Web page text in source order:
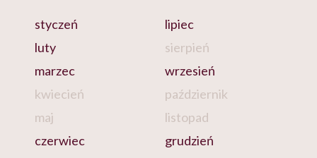
styczeń
luty
marzec
kwiecień
maj
czerwiec
lipiec
sierpień
wrzesień
październik
listopad
grudzień